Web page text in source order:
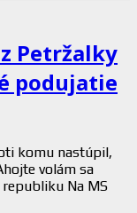
Petržalky
podujatie
komu nastúpil,
volám sa
Na MS